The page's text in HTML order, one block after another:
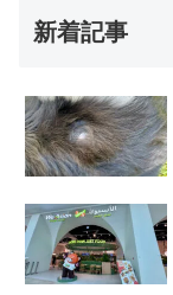
新着記事